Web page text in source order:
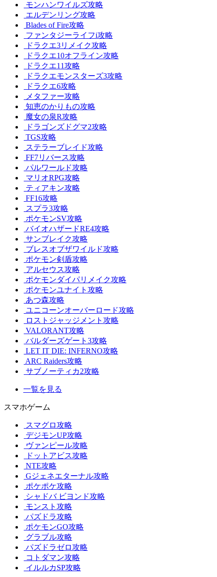
モンハンワイルズ攻略
エルデンリング攻略
Blades of Fire攻略
ファンタジーライフi攻略
ドラクエ3リメイク攻略
ドラクエ10オフライン攻略
ドラクエ11攻略
ドラクエモンスターズ3攻略
ドラクエ6攻略
メタファー攻略
知恵のかりもの攻略
魔女の泉R攻略
ドラゴンズドグマ2攻略
TGS攻略
ステラーブレイド攻略
FF7リバース攻略
パルワールド攻略
マリオRPG攻略
ティアキン攻略
FF16攻略
スプラ3攻略
ポケモンSV攻略
バイオハザードRE4攻略
サンブレイク攻略
ブレスオブザワイルド攻略
ポケモン剣盾攻略
アルセウス攻略
ポケモンダイパリメイク攻略
ポケモンユナイト攻略
あつ森攻略
ユニコーンオーバーロード攻略
ロストジャッジメント攻略
VALORANT攻略
バルダーズゲート3攻略
LET IT DIE: INFERNO攻略
ARC Raiders攻略
サブノーティカ2攻略
一覧を見る
スマホゲーム
スマグロ攻略
デジモンUP攻略
ヴァンピール攻略
ドットアビス攻略
NTE攻略
Gジェネエターナル攻略
ポケポケ攻略
シャドバ ビヨンド攻略
モンスト攻略
パズドラ攻略
ポケモンGO攻略
グラブル攻略
パズドラゼロ攻略
コトダマン攻略
イルルカSP攻略